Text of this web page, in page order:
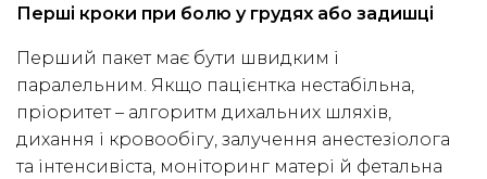
Перші кроки при болю у грудях або задишці
Перший пакет має бути швидким і
паралельним. Якщо пацієнтка нестабільна,
пріоритет – алгоритм дихальних шляхів,
дихання і кровообігу, залучення анестезіолога
та інтенсивіста, моніторинг матері й фетальна